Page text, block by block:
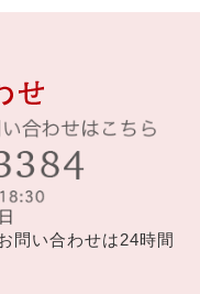
問い合わせは24時間